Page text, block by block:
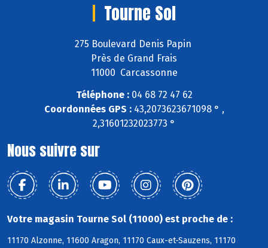
Tourne Sol
275 Boulevard Denis Papin
Près de Grand Frais
11000 Carcassonne
Téléphone :04 68 72 47 62
Coordonnées GPS :43,2073623671098 ° ,
2,31601232023773 °
Nous suivre sur
Votre magasin Tourne Sol (11000) est proche de :
11170 Alzonne, 11600 Aragon, 11170 Caux-et-Sauzens, 11170